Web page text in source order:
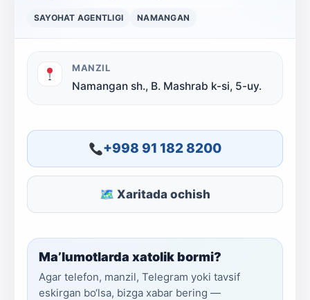
SAYOHAT AGENTLIGI NAMANGAN
MANZIL
Namangan sh., B. Mashrab k-si, 5-uy.
+998 91 182 8200
🗺 Xaritada ochish
Ma’lumotlarda xatolik bormi?
Agar telefon, manzil, Telegram yoki tavsif
eskirgan bo‘lsa, bizga xabar bering —